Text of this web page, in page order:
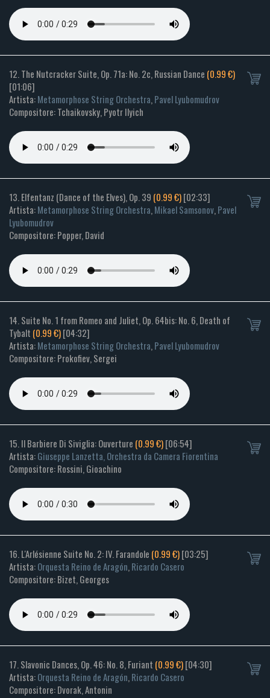
12. The Nutcracker Suite, Op. 71a: No. 2c, Russian Dance (0.99 €)
[01:06]
Artista:Metamorphose String Orchestra,Pavel Lyubomudrov
Compositore: Tchaikovsky, Pyotr Ilyich
13. Elfentanz (Dance of the Elves), Op. 39 (0.99 €)[02:33]
Artista:Metamorphose String Orchestra,Mikael Samsonov,Pavel
Lyubomudrov
Compositore: Popper, David
14. Suite No. 1 from Romeo and Juliet, Op. 64bis: No. 6, Death of
Tybalt (0.99 €)[04:32]
Artista:Metamorphose String Orchestra,Pavel Lyubomudrov
Compositore: Prokofiev, Sergei
15. Il Barbiere Di Siviglia: Ouverture (0.99 €)[06:54]
Artista:Giuseppe Lanzetta, Orchestra da Camera Fiorentina
Compositore: Rossini, Gioachino
16. L'Arlésienne Suite No. 2: IV. Farandole (0.99 €)[03:25]
Artista:Orquesta Reino de Aragón,Ricardo Casero
Compositore: Bizet, Georges
17. Slavonic Dances, Op. 46: No. 8, Furiant (0.99 €)[04:30]
Artista:Orquesta Reino de Aragón,Ricardo Casero
Compositore: Dvorak, Antonin